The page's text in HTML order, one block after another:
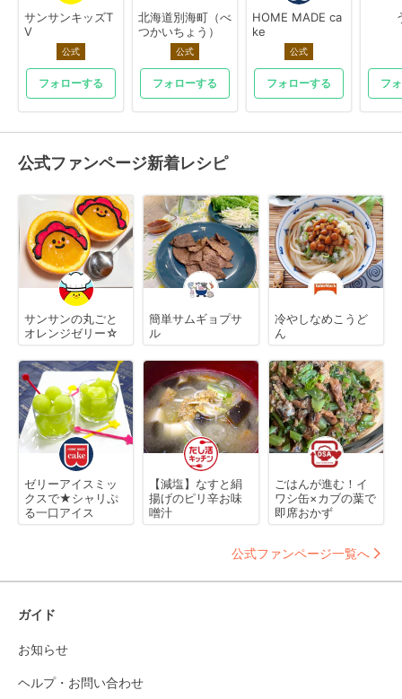
サンサンキッズT
V
公式
フォローする
北海道別海町（べ
つかいちょう）
公式
フォローする
HOME MADE ca
ke
公式
フォローする フ
公式ファンページ新着レシピ
サンサンの丸ごと
オレンジゼリー☆
簡単サムギョプサ
ル
冷やしなめこうど
ん
ゼリーアイスミッ
クスで★シャリぷ
る一口アイス
【減塩】なすと絹
揚げのピリ辛お味
噌汁
ごはんが進む！イ
ワシ缶×カブの葉で
即席おかず
公式ファンページ一覧へ
ガイド
お知らせ
ヘルプ・お問い合わせ